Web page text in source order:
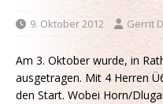
9. Oktober 2012 Gerrit
Am 3. Oktober wurde, in
ausgetragen. Mit 4 Herren
den Start. Wobei Horn/